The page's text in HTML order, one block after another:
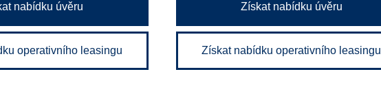
nabídku úvěru
operativního leasingu
Získat nabídku úvěru
Získat nabídku operativního leasingu